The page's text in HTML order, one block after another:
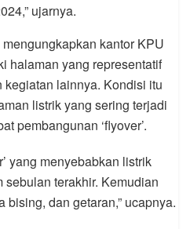
ujarnya.
kantor KPU
halaman yang representatif
lainnya. Kondisi itu
listrik yang sering terjadi
pembangunan ‘flyover’.
yang menyebabkan listrik
terakhir. Kemudian
bising, dan getaran,” ucapnya.